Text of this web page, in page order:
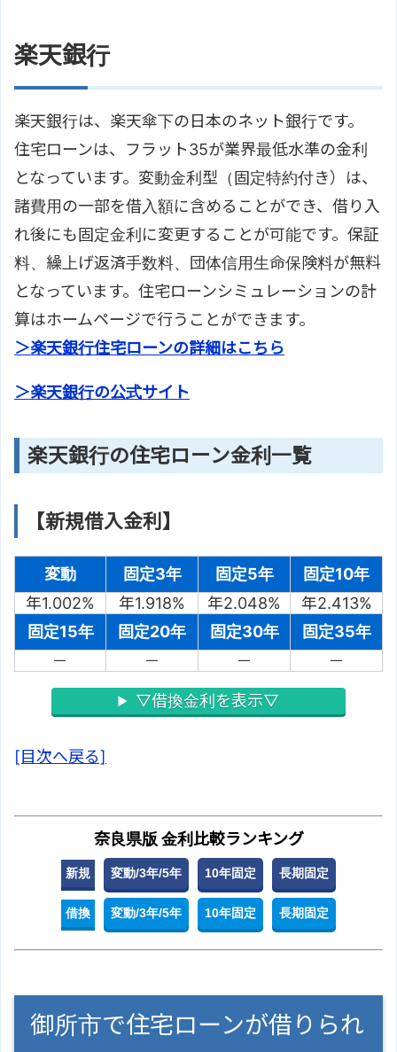
楽天銀行
楽天銀行は、楽天傘下の日本のネット銀行です。
住宅ローンは、フラット35が業界最低水準の金利
となっています。変動金利型（固定特約付き）は、
諸費用の一部を借入額に含めることができ、借り入
れ後にも固定金利に変更することが可能です。保証
料、繰上げ返済手数料、団体信用生命保険料が無料
となっています。住宅ローンシミュレーションの計
算はホームページで行うことができます。
＞楽天銀行住宅ローンの詳細はこちら
＞楽天銀行の公式サイト
楽天銀行の住宅ローン金利一覧
【新規借入金利】
変動 固定3年 固定5年
固定10年
年1.002%
年1.918% 年2.048%
年2.413%
固定15年
固定20年 固定30年
固定35年
－
－ － －
▽借換金利を表示▽
[目次へ戻る]
奈良県版 金利比較ランキング
新規 変動/3年/5年 10年固定 長期固定
借換 変動/3年/5年 10年固定 長期固定
御所市で住宅ローンが借りられ